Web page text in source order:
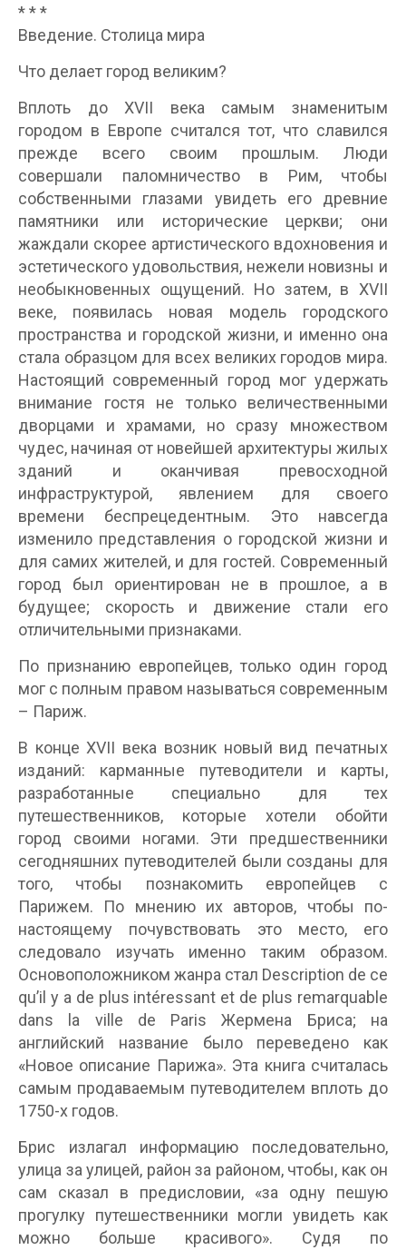
* * *
Введение. Столица мира
Что делает город великим?
Вплоть до XVII века самым знаменитым
городом в Европе считался тот, что славился
прежде всего своим прошлым. Люди
совершали паломничество в Рим, чтобы
собственными глазами увидеть его древние
памятники или исторические церкви; они
жаждали скорее артистического вдохновения и
эстетического удовольствия, нежели новизны и
необыкновенных ощущений. Но затем, в XVII
веке, появилась новая модель городского
пространства и городской жизни, и именно она
стала образцом для всех великих городов мира.
Настоящий современный город мог удержать
внимание гостя не только величественными
дворцами и храмами, но сразу множеством
чудес, начиная от новейшей архитектуры жилых
зданий и оканчивая превосходной
инфраструктурой, явлением для своего
времени беспрецедентным. Это навсегда
изменило представления о городской жизни и
для самих жителей, и для гостей. Современный
город был ориентирован не в прошлое, а в
будущее; скорость и движение стали его
отличительными признаками.
По признанию европейцев, только один город
мог с полным правом называться современным
– Париж.
В конце XVII века возник новый вид печатных
изданий: карманные путеводители и карты,
разработанные специально для тех
путешественников, которые хотели обойти
город своими ногами. Эти предшественники
сегодняшних путеводителей были созданы для
того, чтобы познакомить европейцев с
Парижем. По мнению их авторов, чтобы по-
настоящему почувствовать это место, его
следовало изучать именно таким образом.
Основоположником жанра стал Description de ce
qu’il y a de plus intéressant et de plus remarquable
dans la ville de Paris Жермена Бриса; на
английский название было переведено как
«Новое описание Парижа». Эта книга считалась
самым продаваемым путеводителем вплоть до
1750-х годов.
Брис излагал информацию последовательно,
улица за улицей, район за районом, чтобы, как он
сам сказал в предисловии, «за одну пешую
прогулку путешественники могли увидеть как
можно больше красивого». Судя по